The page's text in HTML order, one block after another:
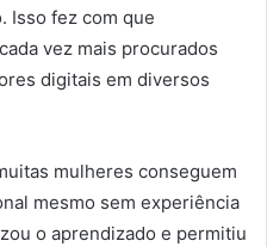
Isso fez com que
vez mais procurados
digitais em diversos
mulheres conseguem
mesmo sem experiência
o aprendizado e permitiu